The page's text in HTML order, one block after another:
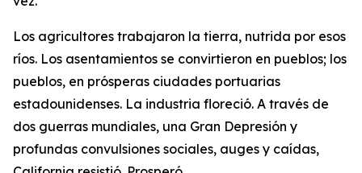
Los agricultores trabajaron la tierra, nutrida por esos
ríos. Los asentamientos se convirtieron en pueblos; los
pueblos, en prósperas ciudades portuarias
estadounidenses. La industria floreció. A través de
dos guerras mundiales, una Gran Depresión y
profundas convulsiones sociales, auges y caídas,